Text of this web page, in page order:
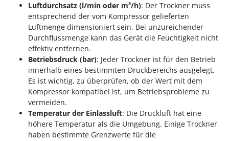
Luftdurchsatz (l/min oder m³/h): Der Trockner muss
entsprechend der vom Kompressor gelieferten
Luftmenge dimensioniert sein. Bei unzureichender
Durchflussmenge kann das Gerät die Feuchtigkeit nicht
effektiv entfernen.
Betriebsdruck (bar): Jeder Trockner ist für den Betrieb
innerhalb eines bestimmten Druckbereichs ausgelegt.
Es ist wichtig, zu überprüfen, ob der Wert mit dem
Kompressor kompatibel ist, um Betriebsprobleme zu
vermeiden.
Temperatur der Einlassluft: Die Druckluft hat eine
höhere Temperatur als die Umgebung. Einige Trockner
haben bestimmte Grenzwerte für die